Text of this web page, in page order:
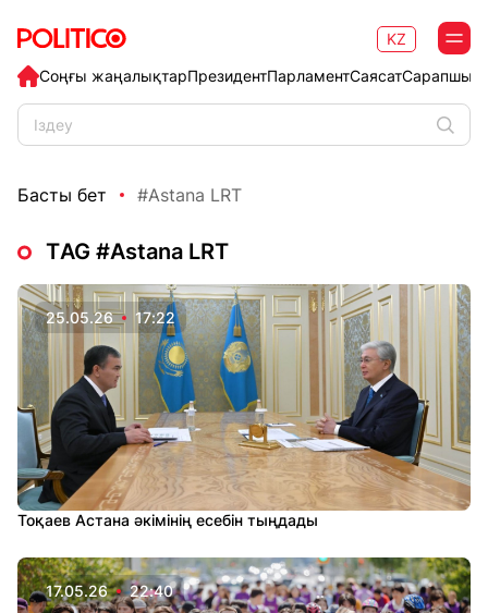
Соңғы жаңалықтарПрезидентПарламентСаясат
KZ
Басты бет #Astana LRT
ТAG #Astana LRT
25.05.26 17:22
Тоқаев Астана әкімінің есебін тыңдады
17.05.26 22:40